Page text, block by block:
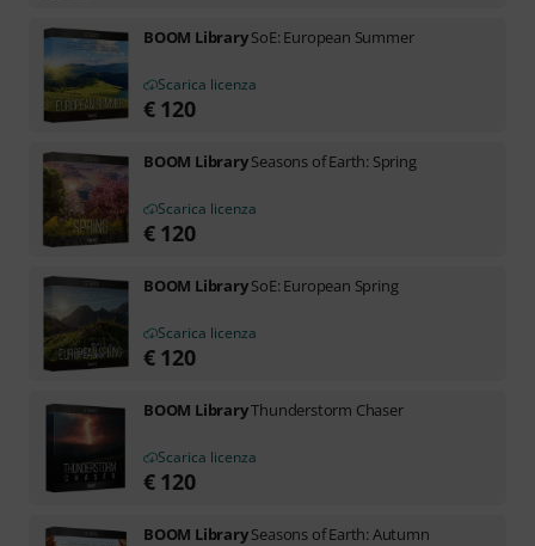
BOOM LibrarySoE: European Summer
Scarica licenza
€ 120
BOOM LibrarySeasons of Earth: Spring
Scarica licenza
€ 120
BOOM LibrarySoE: European Spring
Scarica licenza
€ 120
BOOM LibraryThunderstorm Chaser
Scarica licenza
€ 120
BOOM LibrarySeasons of Earth: Autumn